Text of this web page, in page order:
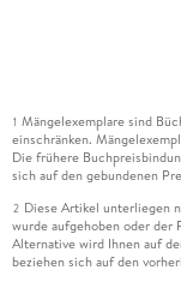
1 Mängelexemplare sind
einschränken.
Die frühere
sich auf den gebundenen
2 Diese Artikel unterliegen
wurde aufgehoben oder der
Alternative wird Ihnen auf
beziehen sich auf den